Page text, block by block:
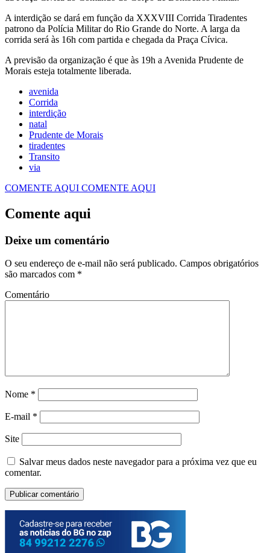
A interdição se dará em função da XXXVIII Corrida Tiradentes
patrono da Polícia Militar do Rio Grande do Norte. A larga da
corrida será às 16h com partida e chegada da Praça Cívica.
A previsão da organização é que às 19h a Avenida Prudente de
Morais esteja totalmente liberada.
avenida
Corrida
interdição
natal
Prudente de Morais
tiradentes
Transito
via
COMENTE AQUI COMENTE AQUI
Comente aqui
Deixe um comentário
O seu endereço de e-mail não será publicado. Campos obrigatórios
são marcados com *
Comentário
Nome *
E-mail *
Site
Salvar meus dados neste navegador para a próxima vez que eu
comentar.